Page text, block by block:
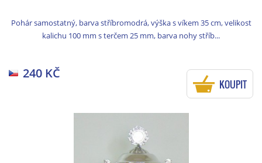
Pohár samostatný, barva stříbromodrá, výška s víkem 35 cm, velikost
kalichu 100 mm s terčem 25 mm, barva nohy stříb...
240 KČ
KOUPIT